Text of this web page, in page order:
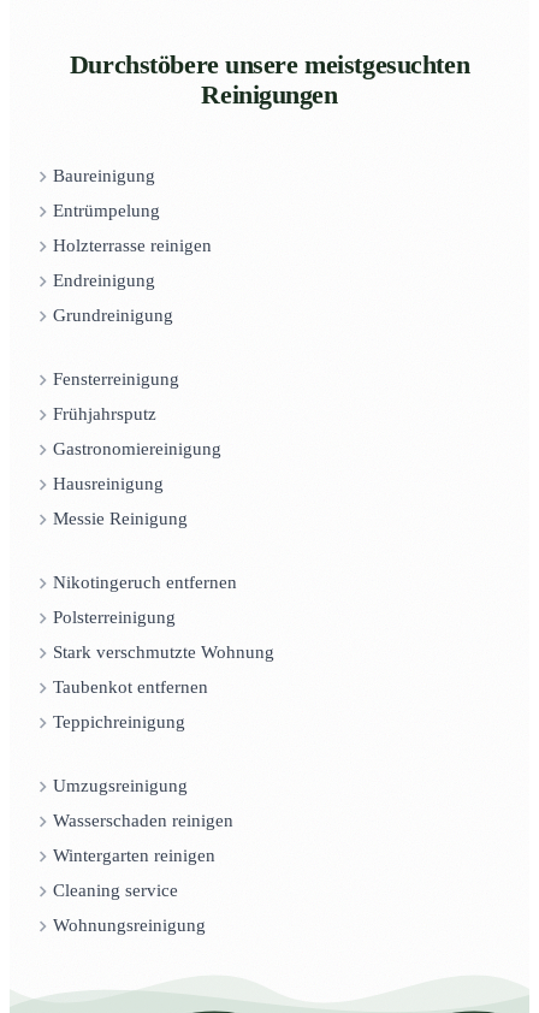
Durchstöbere unsere meistgesuchten
Reinigungen
Baureinigung
Entrümpelung
Holzterrasse reinigen
Endreinigung
Grundreinigung
Fensterreinigung
Frühjahrsputz
Gastronomiereinigung
Hausreinigung
Messie Reinigung
Nikotingeruch entfernen
Polsterreinigung
Stark verschmutzte Wohnung
Taubenkot entfernen
Teppichreinigung
Umzugsreinigung
Wasserschaden reinigen
Wintergarten reinigen
Cleaning service
Wohnungsreinigung